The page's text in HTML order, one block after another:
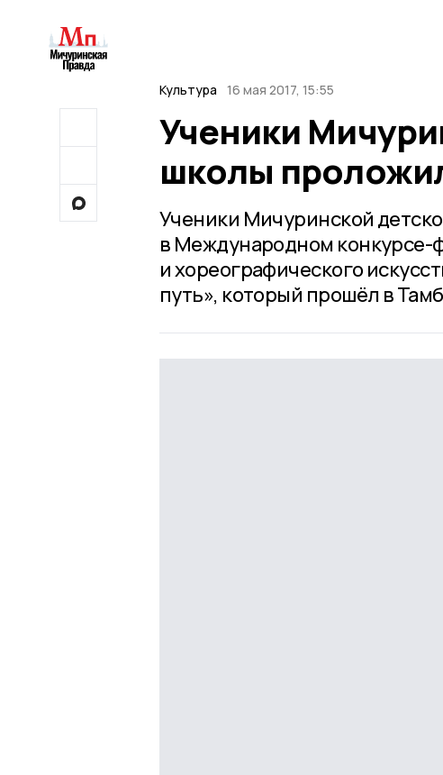
Культура 16 мая 2017, 15:55
Ученики
школы
Ученики Мичуринской
в Международном конкурсе-
и хореографического
путь», который прошёл в